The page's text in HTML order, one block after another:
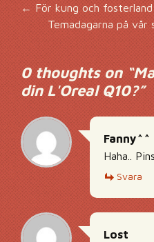
←För kung och fosterland
Temadagarna på vår
0 thoughts on “
din L'Oreal Q10?”
Fanny^^
Haha..
Svara
Lost